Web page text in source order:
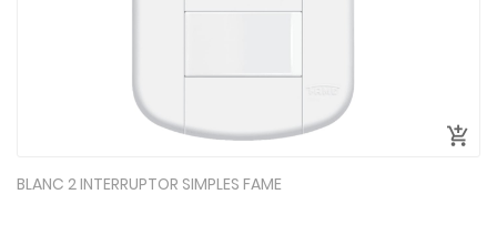
BLANC 2 INTERRUPTOR SIMPLES FAME